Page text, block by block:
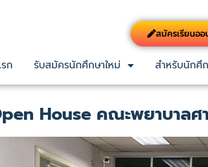
สมัครเรียนออ
ก รับสมัครนักศึกษาใหม่ สำหรับนักศึ
House คณะพยาบาลศ